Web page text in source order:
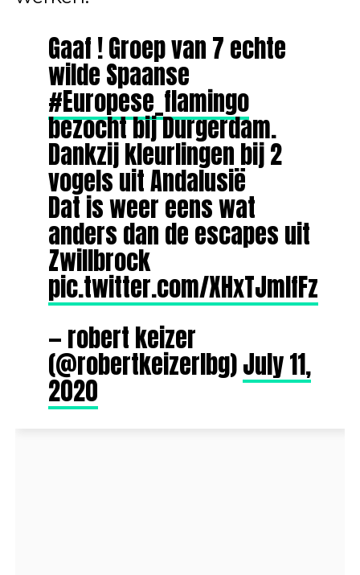
Gaaf ! Groep van 7 echte
wilde Spaanse
#Europese_flamingo
bezocht bij Durgerdam.
Dankzij kleurlingen bij 2
vogels uit Andalusië
Dat is weer eens wat
anders dan de escapes uit
Zwillbrock
pic.twitter.com/XHxTJmIfFz
— robert keizer
(@robertkeizerlbg)July 11,
2020